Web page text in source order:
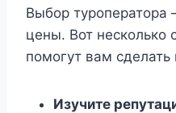
Выбор туроператора
цены. Вот несколько
помогут вам
Изучите